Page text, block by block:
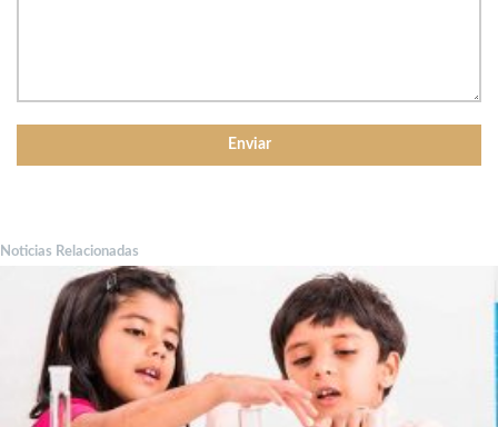
Noticias Relacionadas